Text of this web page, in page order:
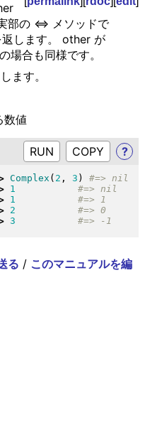
部の <=> メソッドで
します。 other が
場合も同様です。
ます。
数値
RUN ?
Complex ( 2 , 3 )
1
1
2
3
る / このマニュアルを編